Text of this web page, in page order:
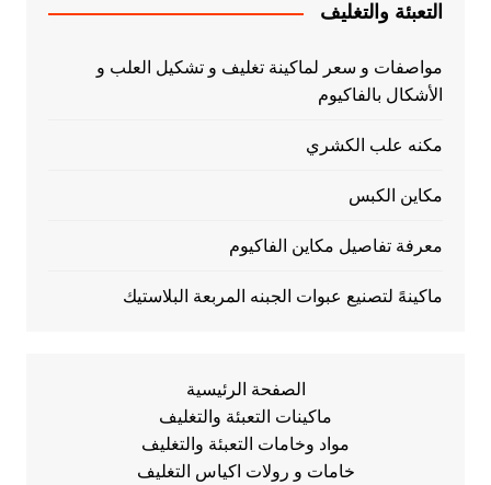
التعبئة والتغليف
مواصفات و سعر لماكينة تغليف و تشكيل العلب و
الأشكال بالفاكيوم
مكنه علب الكشري
مكاين الكبس
معرفة تفاصيل مكاين الفاكيوم
ماكينهً لتصنيع عبوات الجبنه المربعة البلاستيك
الصفحة الرئيسية
ماكينات التعبئة والتغليف
مواد وخامات التعبئة والتغليف
خامات و رولات اكياس التغليف